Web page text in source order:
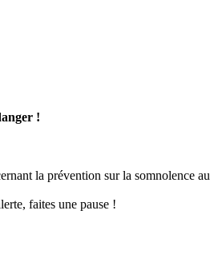
!
la prévention sur la somnolence au
faites une pause !